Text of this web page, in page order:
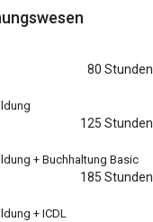
80 Stunden
125 Stunden
+ Buchhaltung Basic
185 Stunden
+ ICDL